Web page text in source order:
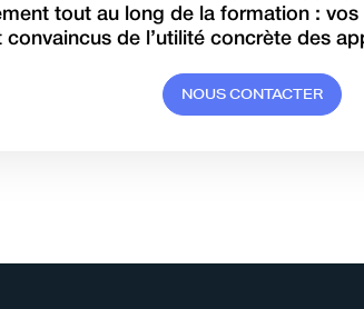
tout au long de la formation :
convaincus de l’utilité concrète des
NOUS CONTACTER